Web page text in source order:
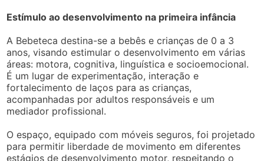
Estímulo ao desenvolvimento na primeira infância
A Bebeteca destina-se a bebês e crianças de 0 a 3
anos, visando estimular o desenvolvimento em várias
áreas: motora, cognitiva, linguística e socioemocional.
É um lugar de experimentação, interação e
fortalecimento de laços para as crianças,
acompanhadas por adultos responsáveis e um
mediador profissional.
O espaço, equipado com móveis seguros, foi projetado
para permitir liberdade de movimento em diferentes
estágios de desenvolvimento motor, respeitando o